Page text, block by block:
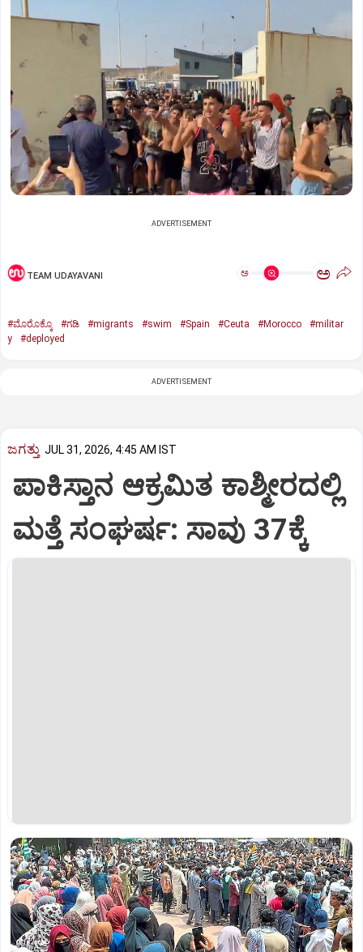
ADVERTISEMENT
TEAM UDAYAVANI ಅ ಅ
#ಮೊರೊಕ್ಕೊ #ಗಡಿ #migrants #swim #Spain #Ceuta #Morocco
#militar
y
#deployed
ADVERTISEMENT
ಜಗತ್ತು JUL 31, 2026, 4:45 AM IST
ಪಾಕಿಸ್ತಾನ ಆಕ್ರಮಿತ ಕಾಶ್ಮೀರದಲ್ಲಿ
ಮತ್ತೆ ಸಂಘರ್ಷ: ಸಾವು 37ಕ್ಕೆ